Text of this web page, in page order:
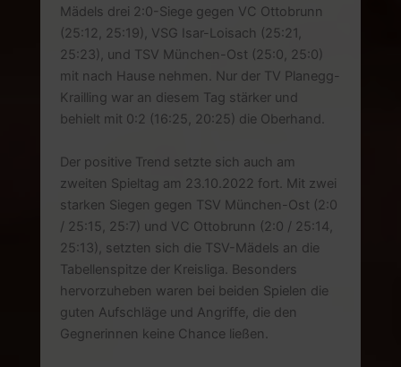
Mädels drei 2:0-Siege gegen VC Ottobrunn
(25:12, 25:19), VSG Isar-Loisach (25:21,
25:23), und TSV München-Ost (25:0, 25:0)
mit nach Hause nehmen. Nur der TV Planegg-
Krailling war an diesem Tag stärker und
behielt mit 0:2 (16:25, 20:25) die Oberhand.
Der positive Trend setzte sich auch am
zweiten Spieltag am 23.10.2022 fort. Mit zwei
starken Siegen gegen TSV München-Ost (2:0
/ 25:15, 25:7) und VC Ottobrunn (2:0 / 25:14,
25:13), setzten sich die TSV-Mädels an die
Tabellenspitze der Kreisliga. Besonders
hervorzuheben waren bei beiden Spielen die
guten Aufschläge und Angriffe, die den
Gegnerinnen keine Chance ließen.